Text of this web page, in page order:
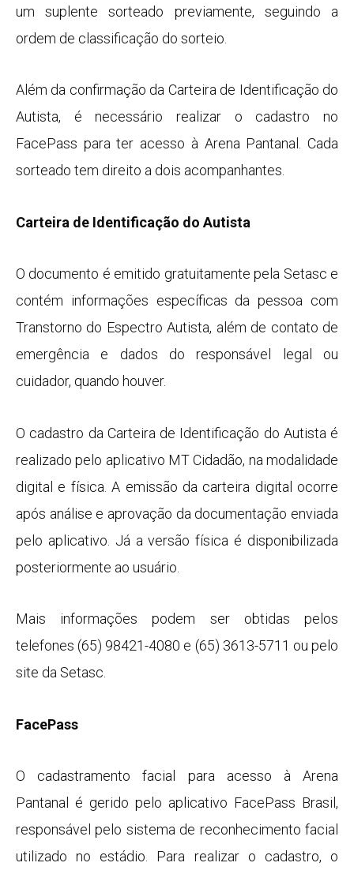
um suplente sorteado previamente, seguindo a
ordem de classificação do sorteio.
Além da confirmação da Carteira de Identificação do
Autista, é necessário realizar o cadastro no
FacePass para ter acesso à Arena Pantanal. Cada
sorteado tem direito a dois acompanhantes.
Carteira de Identificação do Autista
O documento é emitido gratuitamente pela Setasc e
contém informações específicas da pessoa com
Transtorno do Espectro Autista, além de contato de
emergência e dados do responsável legal ou
cuidador, quando houver.
O cadastro da Carteira de Identificação do Autista é
realizado pelo aplicativo MT Cidadão, na modalidade
digital e física. A emissão da carteira digital ocorre
após análise e aprovação da documentação enviada
pelo aplicativo. Já a versão física é disponibilizada
posteriormente ao usuário.
Mais informações podem ser obtidas pelos
telefones (65) 98421-4080 e (65) 3613-5711 ou pelo
site da Setasc.
FacePass
O cadastramento facial para acesso à Arena
Pantanal é gerido pelo aplicativo FacePass Brasil,
responsável pelo sistema de reconhecimento facial
utilizado no estádio. Para realizar o cadastro, o